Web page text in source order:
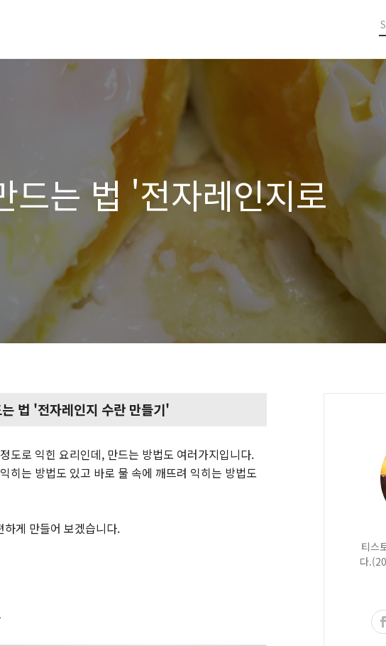
드는 법 '전자레인지로
법 '전자레인지 수란 만들기'
도로 익힌 요리인데, 만드는 방법도 여러가지입니다.
히는 방법도 있고 바로 물 속에 깨뜨려 익히는 방법도
게 만들어 보겠습니다.
티스
다